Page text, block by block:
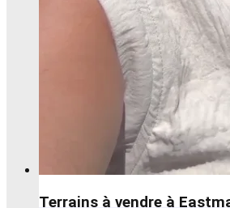
Terrains à vendre à